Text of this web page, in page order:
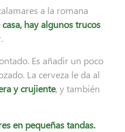
a la romana
hay algunos trucos
Es añadir un poco
La cerveza le da al
y crujiente, y también
en pequeñas tandas.